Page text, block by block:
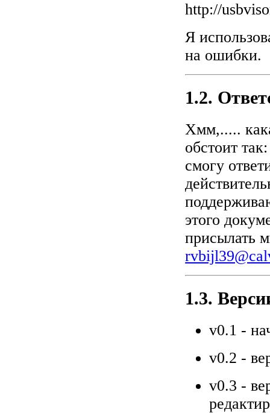
http://
Я
на ошибки.
1.2.
Хмм,.....
обстоит
смогу
этого
присылать
1.3.
v0.1 -
v0.2 -
v0.3 -